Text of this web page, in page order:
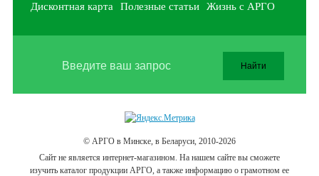
Дисконтная карта
Полезные статьи Жизнь с АРГО
© АРГО в Минске, в Беларуси, 2010-2026
Cайт не является интернет-магазином. На нашем сайте вы сможете
изучить каталог продукции АРГО, а также информацию о грамотном ее